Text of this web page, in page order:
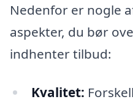
Nedenfor er nogle
aspekter, du bør
indhenter tilbud:
Kvalitet: